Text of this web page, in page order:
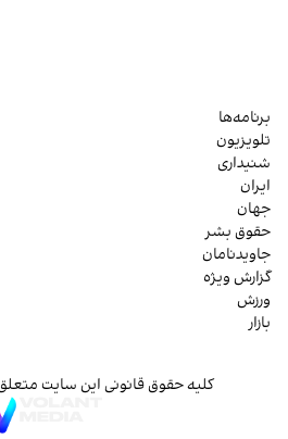
برنامه‌ها
تلویزیون
شنیداری
ایران
جهان
حقوق بشر
جاویدنامان
گزارش ویژه
ورزش
بازار
کلیه حقوق قانونی این سایت